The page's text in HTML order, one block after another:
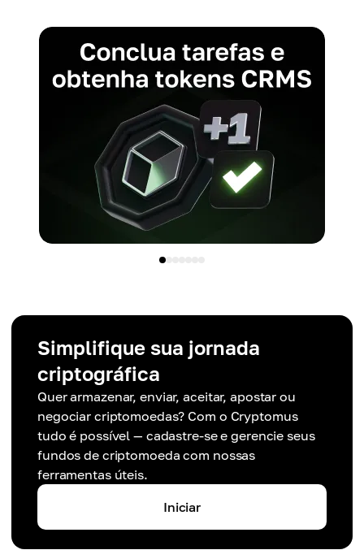
Simplifique sua jornada
criptográfica
Quer armazenar, enviar, aceitar, apostar ou
negociar criptomoedas? Com o Cryptomus
tudo é possível — cadastre-se e gerencie seus
fundos de criptomoeda com nossas
ferramentas úteis.
Iniciar